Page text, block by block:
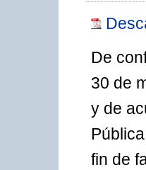
De
30 de
y de
fin de